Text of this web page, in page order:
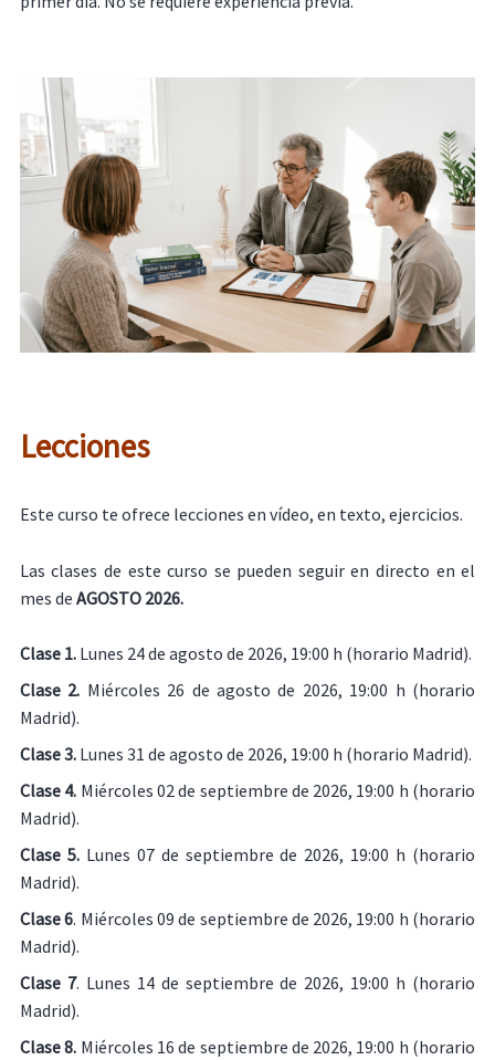
Lecciones
Este curso te ofrece lecciones en vídeo, en texto, ejercicios.
Las clases de este curso se pueden seguir en directo en el
mes de AGOSTO 2026.
Clase 1.Lunes 24 de agosto de 2026, 19:00 h (horario Madrid).
Clase 2. Miércoles 26 de agosto de 2026, 19:00 h (horario
Madrid).
Clase 3.Lunes 31 de agosto de 2026, 19:00 h (horario Madrid).
Clase 4. Miércoles 02 de septiembre de 2026, 19:00 h (horario
Madrid).
Clase 5.Lunes 07 de septiembre de 2026, 19:00 h (horario
Madrid).
Clase 6. Miércoles 09 de septiembre de 2026, 19:00 h (horario
Madrid).
Clase 7. Lunes 14 de septiembre de 2026, 19:00 h (horario
Madrid).
Clase 8. Miércoles 16 de septiembre de 2026, 19:00 h (horario